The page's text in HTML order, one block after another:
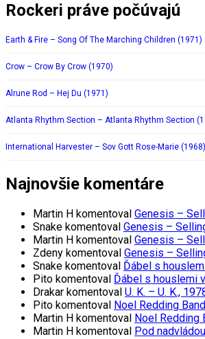
Rockeri práve počúvajú
Earth & Fire – Song Of The Marching Children (1971)
Crow – Crow By Crow (1970)
Alrune Rod – Hej Du (1971)
Atlanta Rhythm Section – Atlanta Rhythm Section
International Harvester – Sov Gott Rose-Marie (1968)
Najnovšie komentáre
Martin H komentoval Genesis –
Snake komentoval Genesis –
Martin H komentoval Genesis –
Zdeny komentoval Genesis –
Snake komentoval Ďábel s
Pito komentoval Ďábel s houslemi
Drakar komentoval U. K. – U. K.,
Pito komentoval Noel Redding
Martin H komentoval Noel Redding
Martin H komentoval Pod